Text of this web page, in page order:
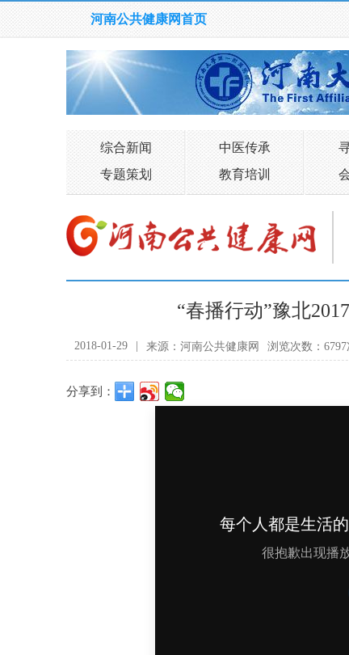
河南公共健康网首页
综合新闻 中医传承
专题策划
教育培训
“春播行动”豫北
2018-01-29 来源：河南公共健康网 浏览次数：6797
分享到：